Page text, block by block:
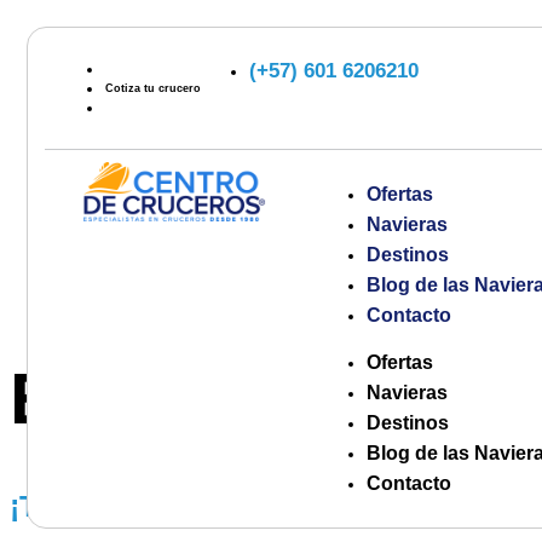
Cotiza tu crucero
(+57) 601 6206210
Ofertas
Navieras
Destinos
Blog de las
Contacto
Ofertas
Navieras
Destinos
Blog de las
Contacto
Etiqueta:
¡TU PRIMER CRUCERO! GUÍA PARA